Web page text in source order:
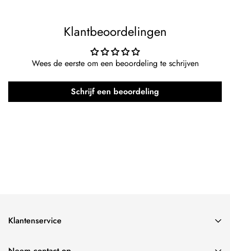
Zweden
Klantbeoordelingen
Wees de eerste om een beoordeling te schrijven
Schrijf een beoordeling
Klantenservice
Verzendbeleid